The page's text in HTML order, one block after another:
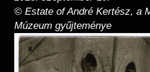
© Estate of André Kertész, a
Múzeum gyűjteménye
Kép